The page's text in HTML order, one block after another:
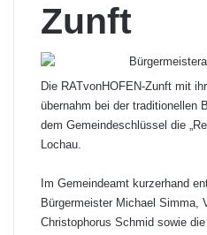
Zunft
Die RATvonHOFEN-Zunft mit
übernahm bei der traditionellen
dem Gemeindeschlüssel die
Lochau.
Im Gemeindeamt kurzerhand
Bürgermeister Michael Simma,
Christophorus Schmid sowie